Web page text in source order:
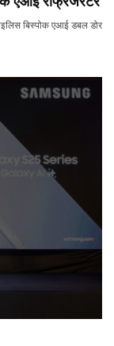
बिस्पोक एआई डबल डोर